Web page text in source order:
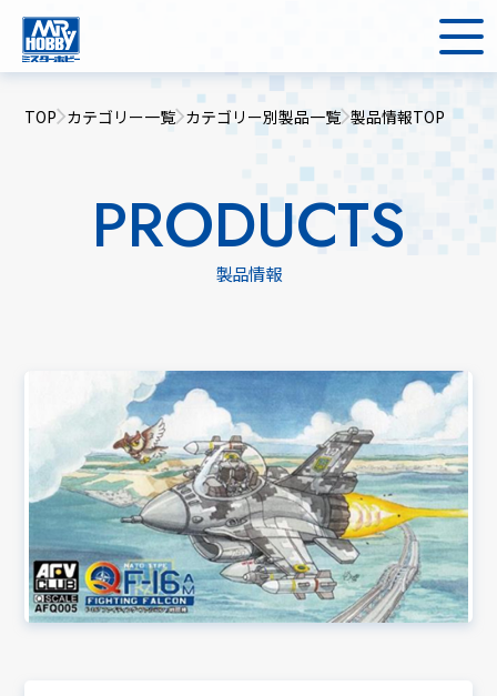
TOP カテゴリー一覧 カテゴリー別製品一覧 製品情報TOP
PRODUCTS
製品情報